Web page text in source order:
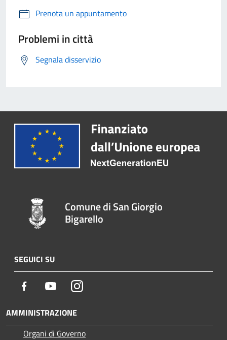
Prenota un appuntamento
Problemi in città
Segnala disservizio
Comune di San Giorgio
Bigarello
SEGUICI SU
Facebook YoutubeInstagram
AMMINISTRAZIONE
Organi di Governo